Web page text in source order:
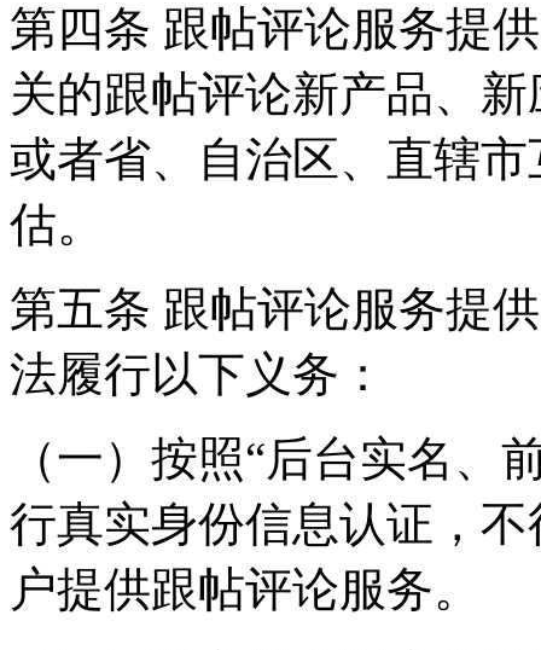
第四条 跟帖评论服务提
关的跟帖评论新产品、
或者省、自治区、直辖
估。
第五条 跟帖评论服务提
法履行以下义务：
（一）按照“后台实名、
行真实身份信息认证，
户提供跟帖评论服务。